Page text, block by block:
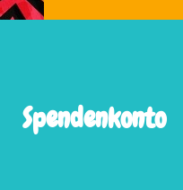
Spendenkonto